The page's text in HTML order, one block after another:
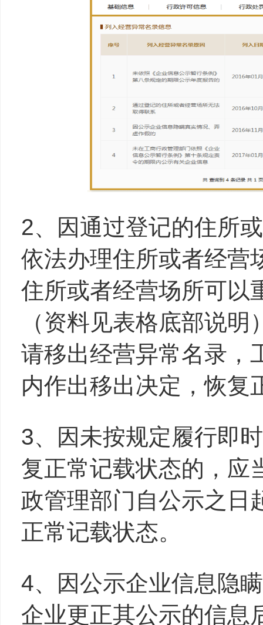
2、因通过登记的住所
依法办理住所或者经营
住所或者经营场所可以
（资料见表格底部说
请移出经营异常名录，
内作出移出决定，恢复
3、因未按规定履行即
复正常记载状态的，应
政管理部门自公示之日
正常记载状态。
4、因公示企业信息隐
企业更正其公示的信息